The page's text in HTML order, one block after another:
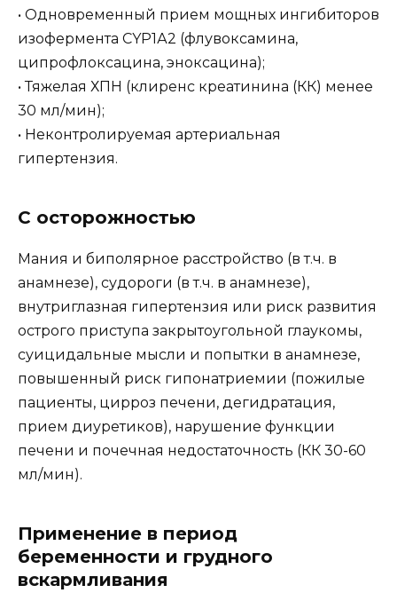
• Одновременный прием мощных ингибиторов
изофермента CYP1А2 (флувоксамина,
ципрофлоксацина, эноксацина);
• Тяжелая ХПН (клиренс креатинина (КК) менее
30 мл/мин);
• Неконтролируемая артериальная
гипертензия.
С осторожностью
Мания и биполярное расстройство (в т.ч. в
анамнезе), судороги (в т.ч. в анамнезе),
внутриглазная гипертензия или риск развития
острого приступа закрытоугольной глаукомы,
суицидальные мысли и попытки в анамнезе,
повышенный риск гипонатриемии (пожилые
пациенты, цирроз печени, дегидратация,
прием диуретиков), нарушение функции
печени и почечная недостаточность (КК 30-60
мл/мин).
Применение в период
беременности и грудного
вскармливания